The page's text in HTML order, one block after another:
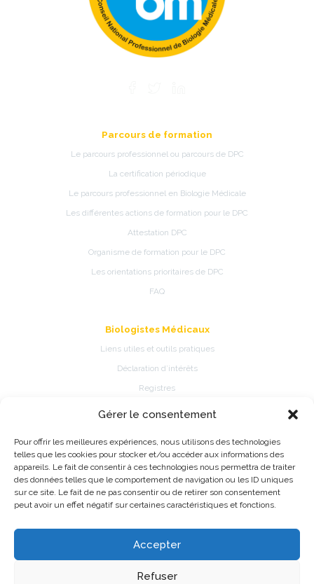
Gérer le consentement
Pour offrir les meilleures expériences, nous utilisons des technologies
telles que les cookies pour stocker et/ou accéder aux informations des
appareils. Le fait de consentir à ces technologies nous permettra de traiter
des données telles que le comportement de navigation ou les ID uniques
sur ce site. Le fait de ne pas consentir ou de retirer son consentement
peut avoir un effet négatif sur certaines caractéristiques et fonctions.
Accepter
Refuser
Parcours de formation
Le parcours professionnel ou parcours de DPC
La certification périodique
Le parcours professionnel en Biologie Médicale
Les différentes actions de formation pour le DPC
Attestation DPC
Organisme de formation pour le DPC
Les orientations prioritaires de DPC
FAQ
Biologistes Médicaux
Liens utiles et outils pratiques
Déclaration d’intérêts
Registres
Présentation de la spécialité
Pathologies et traitements de la spécialité
Fiches d’information patient
Information Registres de pratique médicale ou épidémiologique
©2026 CNP de Biologie Médicale - Made with love byAlfred
Mentions légales